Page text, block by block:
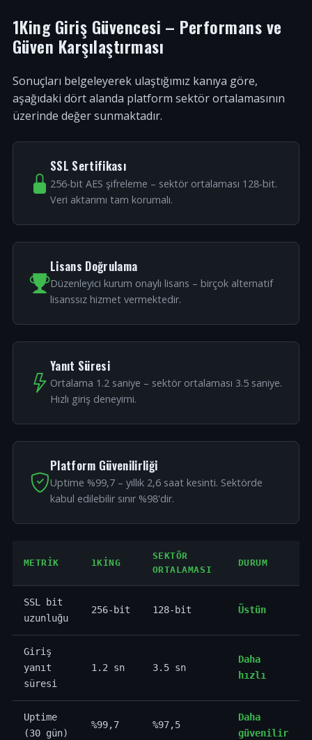
1King Giriş Güvencesi – Performans ve
Güven Karşılaştırması
Sonuçları belgeleyerek ulaştığımız kanıya göre,
aşağıdaki dört alanda platform sektör ortalamasının
üzerinde değer sunmaktadır.
SSL Sertifikası
256-bit AES şifreleme – sektör ortalaması 128-bit.
Veri aktarımı tam korumalı.
Lisans Doğrulama
Düzenleyici kurum onaylı lisans – birçok alternatif
lisanssız hizmet vermektedir.
Yanıt Süresi
Ortalama 1.2 saniye – sektör ortalaması 3.5 saniye.
Hızlı giriş deneyimi.
Platform Güvenilirliği
Uptime %99,7 – yıllık 2,6 saat kesinti. Sektörde
kabul edilebilir sınır %98'dir.
METRIK 1KING
SEKTÖR
ORTALAMASI
DURUM
SSL bit
uzunluğu
256-bit 128-bit Üstün
Giriş
yanıt
süresi
1.2 sn 3.5 sn
Daha
hızlı
Uptime
(30 gün)
%99,7 %97,5
Daha
güvenilir